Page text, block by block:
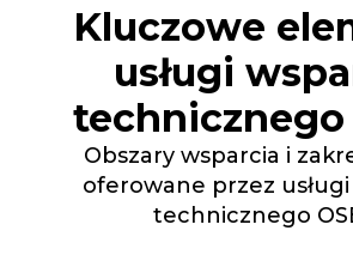
Kluczowe
usługi
technicznego
Obszary wsparcia i
oferowane przez
technicznego